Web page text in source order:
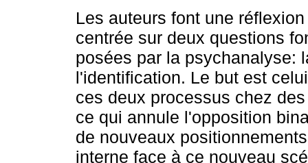
Les auteurs font une
centrée sur deux questions
posées par la
l'identification. Le but est
ces deux processus chez
ce qui annule l'opposition
de nouveaux
interne face à ce nouveau